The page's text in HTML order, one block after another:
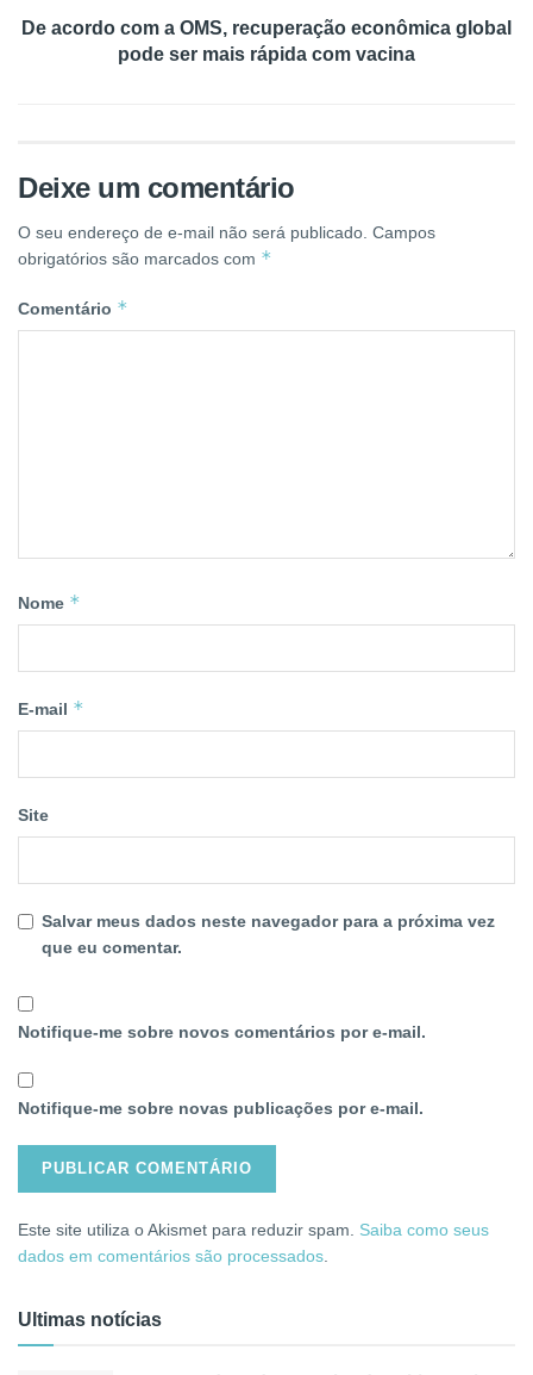
De acordo com a OMS, recuperação econômica global
pode ser mais rápida com vacina
Deixe um comentário
O seu endereço de e-mail não será publicado. Campos
obrigatórios são marcados com *
Comentário *
Nome *
E-mail *
Site
Salvar meus dados neste navegador para a próxima vez
que eu comentar.
Notifique-me sobre novos comentários por e-mail.
Notifique-me sobre novas publicações por e-mail.
Este site utiliza o Akismet para reduzir spam. Saiba como seus
dados em comentários são processados
Ultimas notícias